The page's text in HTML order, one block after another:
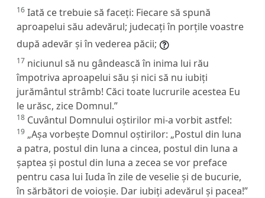
16 Iată ce trebuie să faceți: Fiecare să spună
aproapelui său adevărul; judecați în porțile voastre
după adevăr și în vederea păcii;
17 niciunul să nu gândească în inima lui rău
împotriva aproapelui său și nici să nu iubiți
jurământul strâmb! Căci toate lucrurile acestea Eu
le urăsc, zice Domnul.”
18 Cuvântul Domnului oștirilor mi-a vorbit astfel:
19 „Așa vorbește Domnul oștirilor: „Postul din luna
a patra, postul din luna a cincea, postul din luna a
șaptea și postul din luna a zecea se vor preface
pentru casa lui Iuda în zile de veselie și de bucurie,
în sărbători de voioșie. Dar iubiți adevărul și pacea!”